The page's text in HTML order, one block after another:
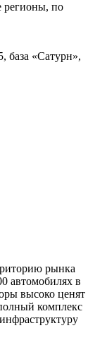
регионы, по
база «Сатурн»,
рынка
автомобилях в
высоко ценят
комплекс